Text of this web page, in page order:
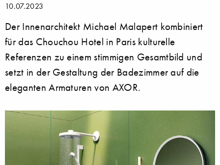
10.07.2023
Der Innenarchitekt Michael Malapert kombiniert
für das Chouchou Hotel in Paris kulturelle
Referenzen zu einem stimmigen Gesamtbild und
setzt in der Gestaltung der Badezimmer auf die
eleganten Armaturen von AXOR.